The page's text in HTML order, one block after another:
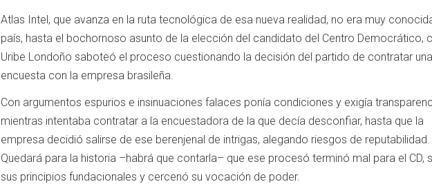
Atlas Intel, que avanza en la ruta tecnológica de esa nueva realidad, no era muy
país, hasta el bochornoso asunto de la elección del candidato del Centro Democrático,
Uribe Londoño saboteó el proceso cuestionando la decisión del partido de contratar una
encuesta con la empresa brasileña.
Con argumentos espurios e insinuaciones falaces ponía condiciones y exigía
mientras intentaba contratar a la encuestadora de la que decía desconfiar, hasta que la
empresa decidió salirse de ese berenjenal de intrigas, alegando riesgos de reputabilidad.
Quedará para la historia –habrá que contarla– que ese procesó terminó mal para el CD,
sus principios fundacionales y cercenó su vocación de poder.